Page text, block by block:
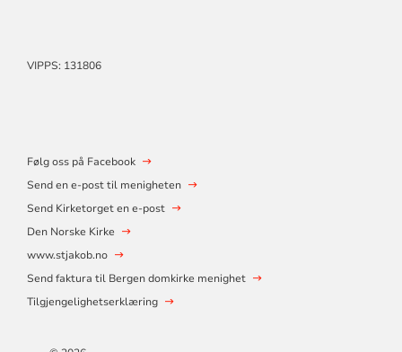
VIPPS: 131806
Følg oss på Facebook
Send en e-post til menigheten
Send Kirketorget en e-post
Den Norske Kirke
www.stjakob.no
Send faktura til Bergen domkirke menighet
Tilgjengelighetserklæring